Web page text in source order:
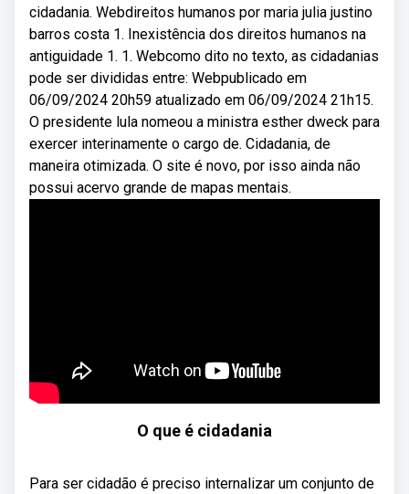
cidadania. Webdireitos humanos por maria julia justino
barros costa 1. Inexistência dos direitos humanos na
antiguidade 1. 1. Webcomo dito no texto, as cidadanias
pode ser divididas entre: Webpublicado em
06/09/2024 20h59 atualizado em 06/09/2024 21h15.
O presidente lula nomeou a ministra esther dweck para
exercer interinamente o cargo de. Cidadania, de
maneira otimizada. O site é novo, por isso ainda não
possui acervo grande de mapas mentais.
O que é cidadania
Para ser cidadão é preciso internalizar um conjunto de